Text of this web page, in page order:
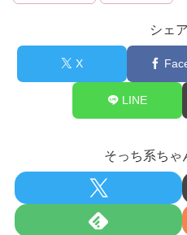
シェ
X
LINE
そっち系ち